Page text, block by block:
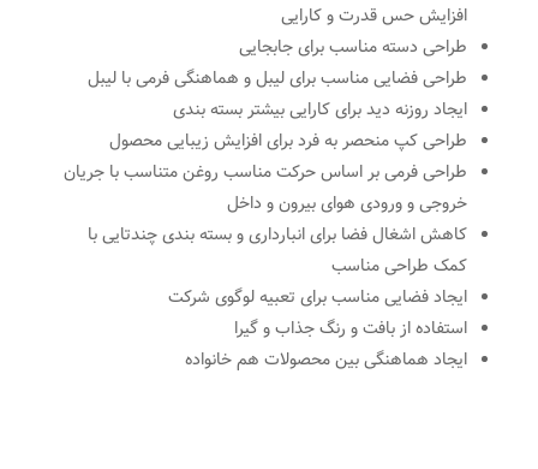
افزایش حس قدرت و کارایی
طراحی دسته مناسب برای جابجایی
طراحی فضایی مناسب برای لیبل و هماهنگی فرمی با لیبل
ایجاد روزنه دید برای کارایی بیشتر بسته بندی
طراحی کپ منحصر به فرد برای افزایش زیبایی محصول
طراحی فرمی بر اساس حرکت مناسب روغن متناسب با جریان
خروجی و ورودی هوای بیرون و داخل
کاهش اشغال فضا برای انبارداری و بسته بندی چندتایی با
کمک طراحی مناسب
ایجاد فضایی مناسب برای تعبیه لوگوی شرکت
استفاده از بافت و رنگ جذاب و گیرا
ایجاد هماهنگی بین محصولات هم خانواده